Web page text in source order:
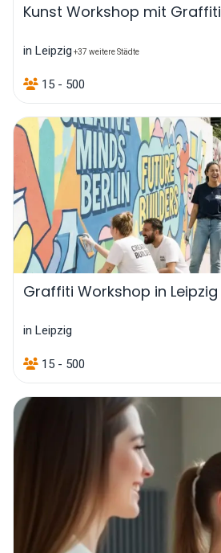
Kunst Workshop mit Graffiti
in Leipzig +37 weitere Städte
15 - 500
Graffiti Workshop in Leipzig
in Leipzig
15 - 500